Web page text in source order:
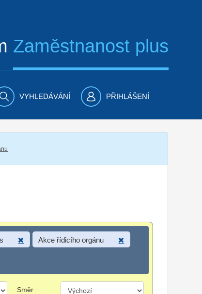
Zaměstnanost plus
VYHLEDÁVÁNÍ PŘIHLÁŠENÍ
Akce řídicího orgánu
Směr